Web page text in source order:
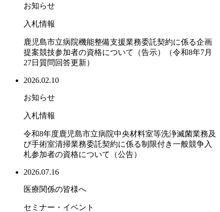
お知らせ
入札情報
鹿児島市立病院機能整備支援業務委託契約に係る企画
提案競技参加者の資格について（告示）（令和8年7月
27日質問回答更新）
2026.02.10
お知らせ
入札情報
令和8年度鹿児島市立病院中央材料室等洗浄滅菌業務及
び手術室清掃業務委託契約に係る制限付き一般競争入
札参加者の資格について（公告）
2026.07.16
医療関係の皆様へ
セミナー・イベント